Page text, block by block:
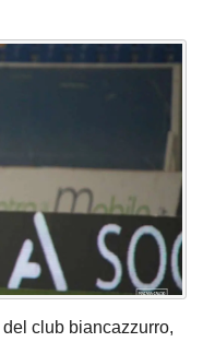
club biancazzurro,